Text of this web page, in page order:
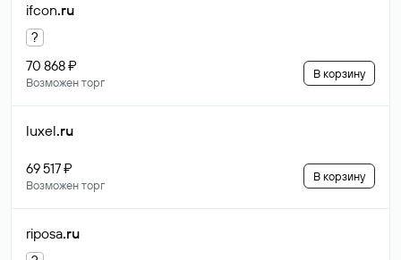
ifcon.ru
?
70 868 ₽
Возможен торг
В корзину
luxel.ru
69 517 ₽
Возможен торг
В корзину
riposa.ru